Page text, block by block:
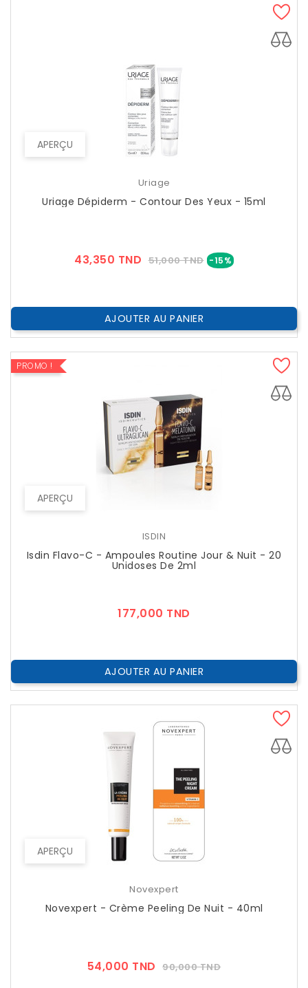
APERÇU
Uriage
Uriage Dépiderm - Contour Des Yeux - 15ml
43,350 TND Prix
51,000 TND -15%Prix
AJOUTER AU PANIER
APERÇU
PROMO !
ISDIN
Isdin Flavo-C - Ampoules Routine Jour & Nuit - 20
Unidoses De 2ml
177,000 TND
AJOUTER AU PANIER
APERÇU
Novexpert
Novexpert - Crème Peeling De Nuit - 40ml
54,000 TND Prix
90,000 TNDPrix